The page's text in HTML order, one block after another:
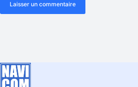
Laisser un commentaire